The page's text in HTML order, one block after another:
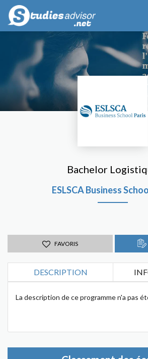
Bachelor
ESLSCA Business
FAVORIS
DESCRIPTION
La description de ce programme n'a pas